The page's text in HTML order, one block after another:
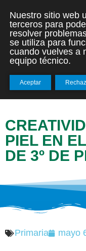
PIEL EN
DE 3º DE
Primaria mayo
Nuestro sitio web
terceros para
resolver
se utiliza para
cuando vuelves a
equipo técnico.
Aceptar